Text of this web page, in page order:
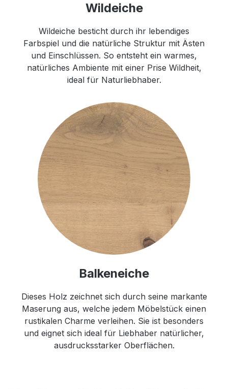
Wildeiche
Wildeiche besticht durch ihr lebendiges
Farbspiel und die natürliche Struktur mit Ästen
und Einschlüssen. So entsteht ein warmes,
natürliches Ambiente mit einer Prise Wildheit,
ideal für Naturliebhaber.
Balkeneiche
Dieses Holz zeichnet sich durch seine markante
Maserung aus, welche jedem Möbelstück einen
rustikalen Charme verleihen. Sie ist besonders
und eignet sich ideal für Liebhaber natürlicher,
ausdrucksstarker Oberflächen.